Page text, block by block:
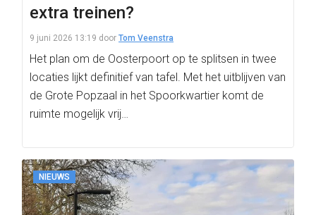
extra treinen?
9 juni 2026 13:19 door Tom Veenstra
Het plan om de Oosterpoort op te splitsen in twee
locaties lijkt definitief van tafel. Met het uitblijven van
de Grote Popzaal in het Spoorkwartier komt de
ruimte mogelijk vrij…
NIEUWS